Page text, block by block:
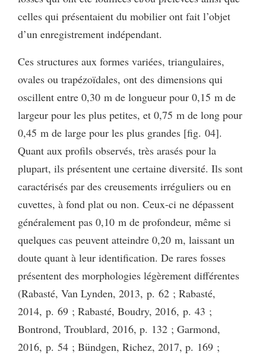
celles qui présentaient du mobilier ont fait l’objet
d’un enregistrement indépendant.
Ces structures aux formes variées, triangulaires,
ovales ou trapézoïdales, ont des dimensions qui
oscillent entre 0,30 m de longueur pour 0,15 m de
largeur pour les plus petites, et 0,75 m de long pour
0,45 m de large pour les plus grandes [fig. 04].
Quant aux profils observés, très arasés pour la
plupart, ils présentent une certaine diversité. Ils sont
caractérisés par des creusements irréguliers ou en
cuvettes, à fond plat ou non. Ceux-ci ne dépassent
généralement pas 0,10 m de profondeur, même si
quelques cas peuvent atteindre 0,20 m, laissant un
doute quant à leur identification. De rares fosses
présentent des morphologies légèrement différentes
(Rabasté, Van Lynden, 2013, p. 62 ; Rabasté,
2014, p. 69 ; Rabasté, Boudry, 2016, p. 43 ;
Bontrond, Troublard, 2016, p. 132 ; Garmond,
2016, p. 54 ; Bündgen, Richez, 2017, p. 169 ;